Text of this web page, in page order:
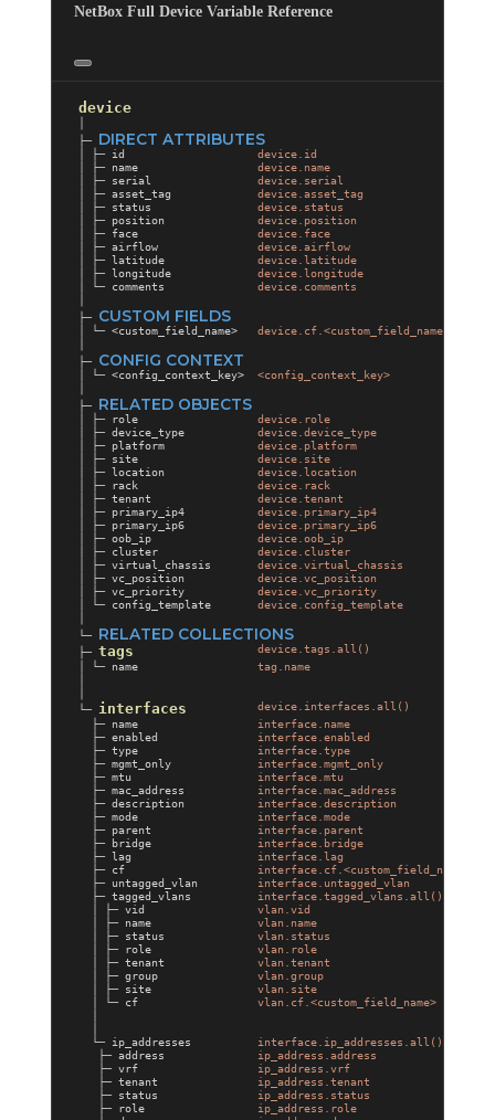
NetBox Full Device Variable Reference
device
├─ DIRECT ATTRIBUTES
│ ├─ id
device.id
│ ├─ name
device.name
│ ├─ serial
device.serial
│ ├─ asset_tag
device.asset_tag
│ ├─ status
device.status
│ ├─ position
device.position
│ ├─ face
device.face
│ ├─ airflow
device.airflow
│ ├─ latitude
device.latitude
│ ├─ longitude
device.longitude
│ └─ comments
device.comments
├─ CUSTOM FIELDS
│ └─ <custom_field_name>
device.cf.<custom_field_name>
├─ CONFIG CONTEXT
│ └─ <config_context_key>
<config_context_key>
├─ RELATED OBJECTS
│ ├─ role
device.role
│ ├─ device_type
device.device_type
│ ├─ platform
device.platform
│ ├─ site
device.site
│ ├─ location
device.location
│ ├─ rack
device.rack
│ ├─ tenant
device.tenant
│ ├─ primary_ip4
device.primary_ip4
│ ├─ primary_ip6
device.primary_ip6
│ ├─ oob_ip
device.oob_ip
│ ├─ cluster
device.cluster
│ ├─ virtual_chassis
device.virtual_chassis
│ ├─ vc_position
device.vc_position
│ ├─ vc_priority
device.vc_priority
│ └─ config_template
device.config_template
└─ RELATED COLLECTIONS
├─tags
device.tags.all()
│ └─ name
tag.name
└─ interfaces
device.interfaces.all()
├─ name
interface.name
├─ enabled
interface.enabled
├─ type
interface.type
├─ mgmt_only
interface.mgmt_only
├─ mtu
interface.mtu
├─ mac_address
interface.mac_address
├─ description
interface.description
├─ mode
interface.mode
├─ parent
interface.parent
├─ bridge
interface.bridge
├─ lag
interface.lag
├─ cf
interface.cf.<custom_field_name>
├─ untagged_vlan
interface.untagged_vlan
├─ tagged_vlans
interface.tagged_vlans.all()
│ ├─ vid
vlan.vid
│ ├─ name
vlan.name
│ ├─ status
vlan.status
│ ├─ role
vlan.role
│ ├─ tenant
vlan.tenant
│ ├─ group
vlan.group
│ ├─ site
vlan.site
│ └─ cf
vlan.cf.<custom_field_name>
└─ ip_addresses
interface.ip_addresses.all()
├─ address
ip_address.address
├─ vrf
ip_address.vrf
├─ tenant
ip_address.tenant
├─ status
ip_address.status
├─ role
ip_address.role